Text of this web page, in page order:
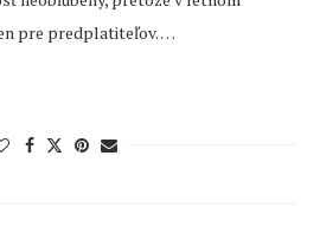
pre predplatiteľov. …